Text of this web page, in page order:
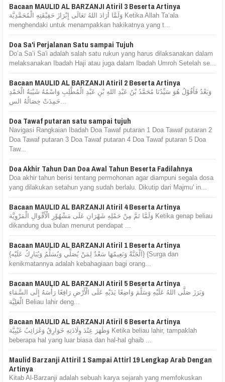
Bacaan MAULID AL BARZANJI Atiril 3 Beserta Artinya
وَلَمَّا أَرَادَ اللهُ تَعَالَى إِبْرَازَ حَقِيْقَتِهِ الْمُحَمَّدِيَّة Ketika Allah Ta‘ala
menghendaki untuk menampakkan hakikatnya yang t...
Doa Sa'i Perjalanan Satu sampai Tujuh
Do’a Sa’i Sa'i adalah salah satu rukun yang harus dilaksanakan dalam
melaksanakan Ibadah Haji atau juga dalam Ibadah Umroh Setelah se...
Bacaan MAULID AL BARZANJI Atiril 2 Beserta Artinya
وَبَعْدُ فَأَقُوْلُ هُوَ سَيِّدُنَا مُحَمَّدُ بْنُ عَبْدِ اللهِ بْنِ عَبْدِ الْمُطَّلِبِ وَاسْمُهُ شَيْبَةُ الْحَمْدِ
Doa Tawaf putaran satu sampai tujuh
Navigasi Rangkaian Ibadah Doa Tawaf putaran 1 Doa Tawaf putaran 2
Doa Tawaf putaran 3 Doa Tawaf putaran 4 Doa Tawaf putaran 5 Doa
Taw...
Doa Akhir Tahun Dan Doa Awal Tahun Beserta Fadilahnya
Doa akhir tahun berisi tentang permohonan agar diampuni segala dosa
yang dilakukan setahun yang sudah berlalu. Dikutip dari Majmu' in...
Bacaan MAULID AL BARZANJI Atiril 4 Beserta Artinya
وَلَمَّا تَمَّ مِنْ حَمْلِهِ شَهْرَانِ عَلَى مَشْهُوْرِ الْأَقْوَالِ الْمَرْوِيَّة Ketika genap beliau
dikandung dua bulan menurut pendapat ...
Bacaan MAULID AL BARZANJI Atiril 1 Beserta Artinya
{اَلْجَنَّةُ وَنَعِيمُهَا سَعْدٌ لِمَنْ يُصَلِّي وَيُسَلِّمُ وَيُبَارِكُ عَلَيْه} {Surga dan
kenikmatannya adalah kebahagiaan bagi orang...
Bacaan MAULID AL BARZANJI Atiril 5 Beserta Artinya
وَبَرَزَ صَلَّى اللهُ عَلَيْهِ وَسَلَّمَ وَاضِعًا يَدَيْهِ عَلَى الْأَرْضِ رَافِعًا رَأْسَهُ إِلَى السَّمَاءِ
الْعَلِيَّة Beliau lahir deng...
Bacaan MAULID AL BARZANJI Atiril 6 Beserta Artinya
وَظَهَرَ عِنْدَ وِلَادَتِهِ خَوَارِقُ وَغَرَائِبُ غَيْبِيَّة Ketika beliau lahir, tampaklah
beberapa hal yang luar biasa dan hal-hal ghaib ...
Maulid Barzanji Attiril 1 Sampai Attirl 19 Lengkap Arab Dengan
Artinya
Kitab Al-Barzanji adalah sebuah karya sejarah yang memfokuskan